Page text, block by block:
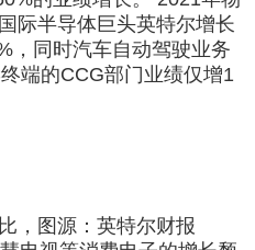
际半导体巨头英特尔增长
，同时汽车自动驾驶业务
端的CCG部门业绩仅增1
，图源：英特尔财报